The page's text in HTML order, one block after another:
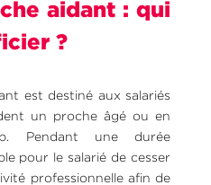
aidant : qui
?
est destiné aux salariés
un proche âgé ou en
Pendant une durée
pour le salarié de cesser
professionnelle afin de